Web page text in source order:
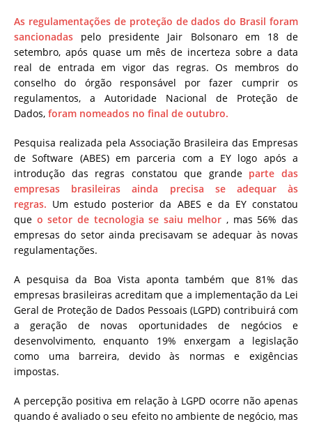
As regulamentações de proteção de dados do Brasil foram
sancionadas pelo presidente Jair Bolsonaro em 18 de
setembro, após quase um mês de incerteza sobre a data
real de entrada em vigor das regras. Os membros do
conselho do órgão responsável por fazer cumprir os
regulamentos, a Autoridade Nacional de Proteção de
Dados, foram nomeados no final de outubro.
Pesquisa realizada pela Associação Brasileira das Empresas
de Software (ABES) em parceria com a EY logo após a
introdução das regras constatou que grande parte das
empresas brasileiras ainda precisa se adequar às
regras. Um estudo posterior da ABES e da EY constatou
que o setor de tecnologia se saiu melhor , mas 56% das
empresas do setor ainda precisavam se adequar às novas
regulamentações.
A pesquisa da Boa Vista aponta também que 81% das
empresas brasileiras acreditam que a implementação da Lei
Geral de Proteção de Dados Pessoais (LGPD) contribuirá com
a geração de novas oportunidades de negócios e
desenvolvimento, enquanto 19% enxergam a legislação
como uma barreira, devido às normas e exigências
impostas.
A percepção positiva em relação à LGPD ocorre não apenas
quando é avaliado o seu efeito no ambiente de negócio, mas